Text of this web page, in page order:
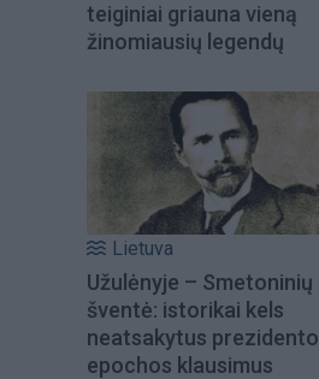
teiginiai griauna vieną
žinomiausių legendų
Lietuva
Užulėnyje – Smetoninių
šventė: istorikai kels
neatsakytus prezidento
epochos klausimus